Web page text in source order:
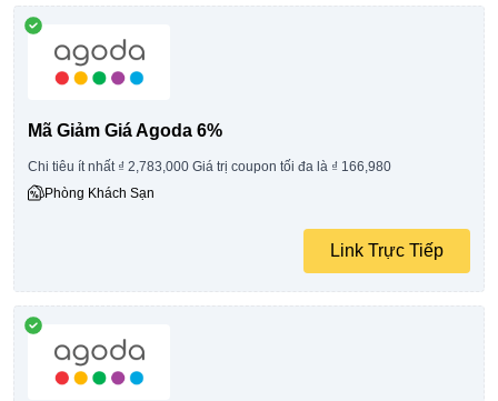
Mã Giảm Giá Agoda 6%
Chi tiêu ít nhất ₫ 2,783,000 Giá trị coupon tối đa là ₫ 166,980
Phòng Khách Sạn
Link Trực Tiếp